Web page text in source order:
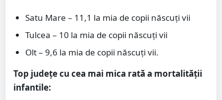
Satu Mare – 11,1 la mia de copii născuți vii
Tulcea – 10 la mia de copii născuți vii
Olt – 9,6 la mia de copii născuți vii.
Top județe cu cea mai mica rată a mortalității
infantile: